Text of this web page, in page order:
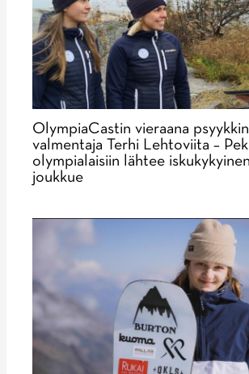
OlympiaCastin vieraana
valmentaja Terhi Lehtoviita –
olympialaisiin lähtee
joukkue